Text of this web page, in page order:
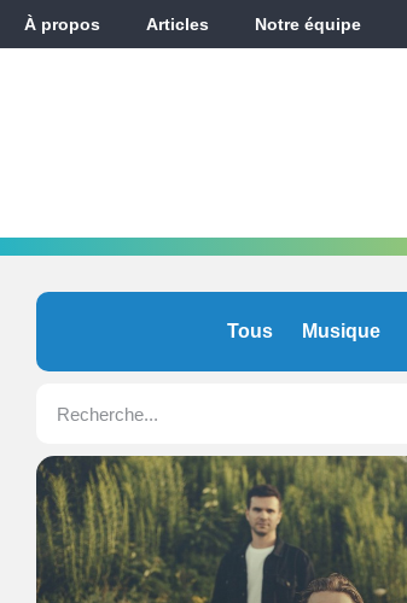
À propos Articles Notre équipe
Tous Musique